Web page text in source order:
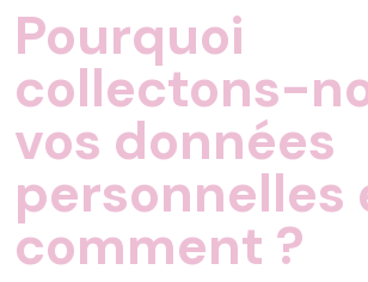
Pourquoi
collectons-
vos données
personnelles
comment ?